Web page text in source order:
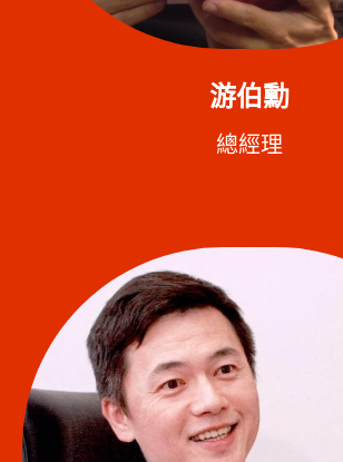
游伯勳
總經理